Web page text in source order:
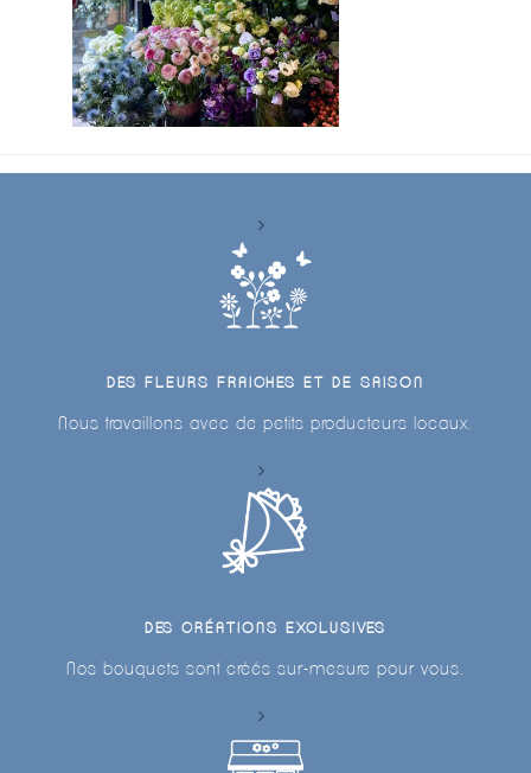
DES FLEURS FRAICHES ET DE SAISON
Nous travaillons avec de petits producteurs locaux.
DES CRÉATIONS EXCLUSIVES
Nos bouquets sont créés sur-mesure pour vous.